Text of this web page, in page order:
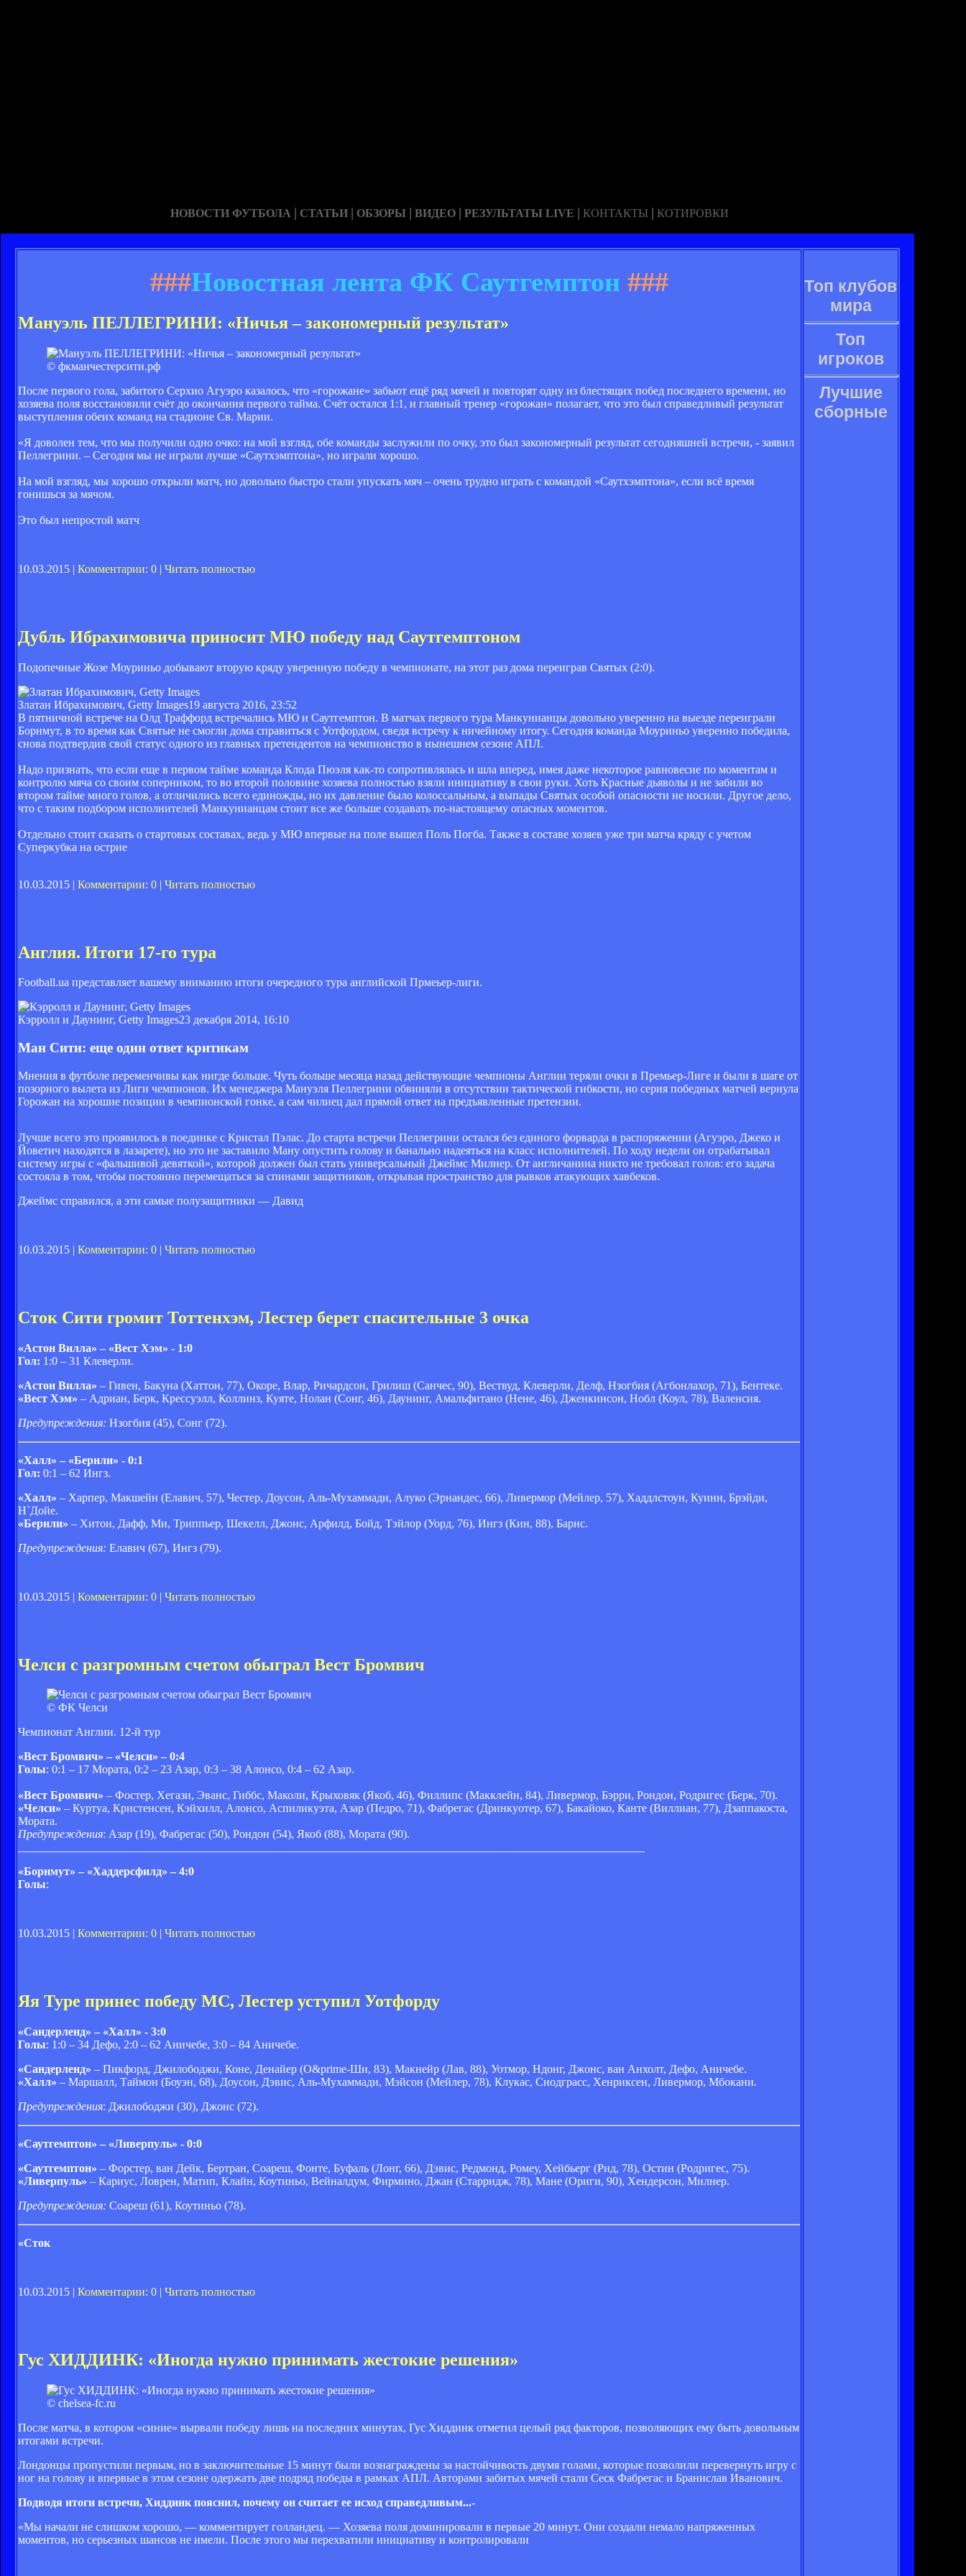
НОВОСТИ ФУТБОЛА | СТАТЬИ | ОБЗОРЫ | ВИДЕО | РЕЗУЛЬТАТЫ LIVE | КОНТАКТЫ | КОТИРОВКИ
###Новостная лента ФК Саутгемптон ###
Мануэль ПЕЛЛЕГРИНИ: «Ничья – закономерный результат»
© фкманчестерсити.рф
После первого гола, забитого Серхио Агуэро казалось, что «горожане» забьют ещё ряд мячей и повторят одну из блестящих побед последнего времени, но
хозяева поля восстановили счёт до окончания первого тайма. Счёт остался 1:1, и главный тренер «горожан» полагает, что это был справедливый результат
выступления обеих команд на стадионе Св. Марии.
«Я доволен тем, что мы получили одно очко: на мой взгляд, обе команды заслужили по очку, это был закономерный результат сегодняшней встречи, - заявил
Пеллегрини. – Сегодня мы не играли лучше «Саутхэмптона», но играли хорошо.
На мой взгляд, мы хорошо открыли матч, но довольно быстро стали упускать мяч – очень трудно играть с командой «Саутхэмптона», если всё время
гонишься за мячом.
Это был непростой матч
10.03.2015 | Комментарии: 0 | Читать полностью
Дубль Ибрахимовича приносит МЮ победу над Саутгемптоном
Подопечные Жозе Моуриньо добывают вторую кряду уверенную победу в чемпионате, на этот раз дома переиграв Святых (2:0).
Златан Ибрахимович, Getty Images19 августа 2016, 23:52
В пятничной встрече на Олд Траффорд встречались МЮ и Саутгемптон. В матчах первого тура Манкунианцы довольно уверенно на выезде переиграли
Борнмут, в то время как Святые не смогли дома справиться с Уотфордом, сведя встречу к ничейному итогу. Сегодня команда Моуриньо уверенно победила,
снова подтвердив свой статус одного из главных претендентов на чемпионство в нынешнем сезоне АПЛ.
Надо признать, что если еще в первом тайме команда Клода Пюэля как-то сопротивлялась и шла вперед, имея даже некоторое равновесие по моментам и
контролю мяча со своим соперником, то во второй половине хозяева полностью взяли инициативу в свои руки. Хоть Красные дьяволы и не забили во
втором тайме много голов, а отличились всего единожды, но их давление было колоссальным, а выпады Святых особой опасности не носили. Другое дело,
что с таким подбором исполнителей Манкунианцам стоит все же больше создавать по-настоящему опасных моментов.
Отдельно стоит сказать о стартовых составах, ведь у МЮ впервые на поле вышел Поль Погба. Также в составе хозяев уже три матча кряду с учетом
Суперкубка на острие
10.03.2015 | Комментарии: 0 | Читать полностью
Англия. Итоги 17-го тура
Football.ua представляет вашему вниманию итоги очередного тура английской Прмеьер-лиги.
Кэрролл и Даунинг, Getty Images23 декабря 2014, 16:10
Ман Сити: еще один ответ критикам
Мнения в футболе переменчивы как нигде больше. Чуть больше месяца назад действующие чемпионы Англии теряли очки в Премьер-Лиге и были в шаге от
позорного вылета из Лиги чемпионов. Их менеджера Мануэля Пеллегрини обвиняли в отсутствии тактической гибкости, но серия победных матчей вернула
Горожан на хорошие позиции в чемпионской гонке, а сам чилиец дал прямой ответ на предъявленные претензии.
Лучше всего это проявилось в поединке с Кристал Пэлас. До старта встречи Пеллегрини остался без единого форварда в распоряжении (Агуэро, Джеко и
Йоветич находятся в лазарете), но это не заставило Ману опустить голову и банально надеяться на класс исполнителей. По ходу недели он отрабатывал
систему игры с «фальшивой девяткой», которой должен был стать универсальный Джеймс Милнер. От англичанина никто не требовал голов: его задача
состояла в том, чтобы постоянно перемещаться за спинами защитников, открывая пространство для рывков атакующих хавбеков.
Джеймс справился, а эти самые полузащитники — Давид
10.03.2015 | Комментарии: 0 | Читать полностью
Сток Сити громит Тоттенхэм, Лестер берет спасительные 3 очка
«Астон Вилла» – «Вест Хэм» - 1:0
Гол: 1:0 – 31 Клеверли.
«Астон Вилла» – Гивен, Бакуна (Хаттон, 77), Окоре, Влар, Ричардсон, Грилиш (Санчес, 90), Вествуд, Клеверли, Делф, Нзогбия (Агбонлахор, 71), Бентеке.
«Вест Хэм» – Адриан, Берк, Крессуэлл, Коллинз, Куяте, Нолан (Сонг, 46), Даунинг, Амальфитано (Нене, 46), Дженкинсон, Нобл (Коул, 78), Валенсия.
Предупреждения: Нзогбия (45), Сонг (72).
«Халл» – «Бернли» - 0:1
Гол: 0:1 – 62 Ингз.
«Халл» – Харпер, Макшейн (Елавич, 57), Честер, Доусон, Аль-Мухаммади, Алуко (Эрнандес, 66), Ливермор (Мейлер, 57), Хаддлстоун, Куинн, Брэйди,
Н`Дойе.
«Бернли» – Хитон, Дафф, Ми, Триппьер, Шекелл, Джонс, Арфилд, Бойд, Тэйлор (Уорд, 76), Ингз (Кин, 88), Барнс.
Предупреждения: Елавич (67), Ингз (79).
10.03.2015 | Комментарии: 0 | Читать полностью
Челси с разгромным счетом обыграл Вест Бромвич
© ФК Челси
Чемпионат Англии. 12-й тур
«Вест Бромвич» – «Челси» – 0:4
Голы: 0:1 – 17 Мората, 0:2 – 23 Азар, 0:3 – 38 Алонсо, 0:4 – 62 Азар.
«Вест Бромвич» – Фостер, Хегази, Эванс, Гиббс, Маколи, Крыховяк (Якоб, 46), Филлипс (Макклейн, 84), Ливермор, Бэрри, Рондон, Родригес (Берк, 70).
«Челси» – Куртуа, Кристенсен, Кэйхилл, Алонсо, Аспиликуэта, Азар (Педро, 71), Фабрегас (Дринкуотер, 67), Бакайоко, Канте (Виллиан, 77), Дзаппакоста,
Мората.
Предупреждения: Азар (19), Фабрегас (50), Рондон (54), Якоб (88), Мората (90).
«Борнмут» – «Хаддерсфилд» – 4:0
Голы:
10.03.2015 | Комментарии: 0 Читать полностью
Яя Туре принес победу МС, Лестер уступил Уотфорду
«Сандерленд» – «Халл» - 3:0
Голы: 1:0 – 34 Дефо, 2:0 – 62 Аничебе, 3:0 – 84 Аничебе.
«Сандерленд» – Пикфорд, Джилободжи, Коне, Денайер (О&prime-Ши, 83), Макнейр (Лав, 88), Уотмор, Ндонг, Джонс, ван Анхолт, Дефо, Аничебе.
«Халл» – Маршалл, Таймон (Боуэн, 68), Доусон, Дэвис, Аль-Мухаммади, Мэйсон (Мейлер, 78), Клукас, Снодграсс, Хенриксен, Ливермор, Мбокани.
Предупреждения: Джилободжи (30), Джонс (72).
«Саутгемптон» – «Ливерпуль» - 0:0
«Саутгемптон» – Форстер, ван Дейк, Бертран, Соареш, Фонте, Буфаль (Лонг, 66), Дэвис, Редмонд, Ромеу, Хейбьерг (Рид, 78), Остин (Родригес, 75).
«Ливерпуль» – Кариус, Ловрен, Матип, Клайн, Коутиньо, Вейналдум, Фирмино, Джан (Старридж, 78), Мане (Ориги, 90), Хендерсон, Милнер.
Предупреждения: Соареш (61), Коутиньо (78).
«Сток
10.03.2015 | Комментарии: 0 | Читать полностью
Гус ХИДДИНК: «Иногда нужно принимать жестокие решения»
© chelsea-fc.ru
После матча, в котором «синие» вырвали победу лишь на последних минутах, Гус Хиддинк отметил целый ряд факторов, позволяющих ему быть довольным
итогами встречи.
Лондонцы пропустили первым, но в заключительные 15 минут были вознаграждены за настойчивость двумя голами, которые позволили перевернуть игру с
ног на голову и впервые в этом сезоне одержать две подряд победы в рамках АПЛ. Авторами забитых мячей стали Сеск Фабрегас и Бранислав Иванович.
Подводя итоги встречи, Хиддинк пояснил, почему он считает ее исход справедливым...-
«Мы начали не слишком хорошо, — комментирует голландец. — Хозяева поля доминировали в первые 20 минут. Они создали немало напряженных
моментов, но серьезных шансов не имели. После этого мы перехватили инициативу и контролировали
Топ клубов
мира
Топ
игроков
Лучшие
сборные